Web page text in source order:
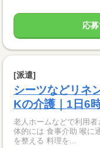
応
[派遣]
シーツなどリネ
Kの介護｜1日6
老人ホームなどで利用
体的には 食事介助 喉に
を整える 料理を...